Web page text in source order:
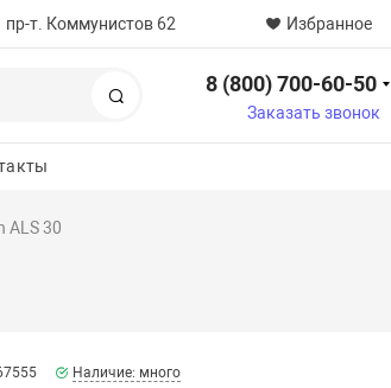
пр-т. Коммунистов 62 Избранное
8 (800) 700-60-50
Заказать звонок
ALS 30
Наличие: много